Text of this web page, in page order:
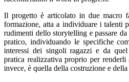
Il progetto è articolato in due macro
formazione, atta a individuare i talenti
rudimenti dello storytelling e passare
pratico, individuando le specifiche
interessi dei singoli ragazzi e da
pratica realizzativa proprio per renderli
invece, è quella della costruzione e